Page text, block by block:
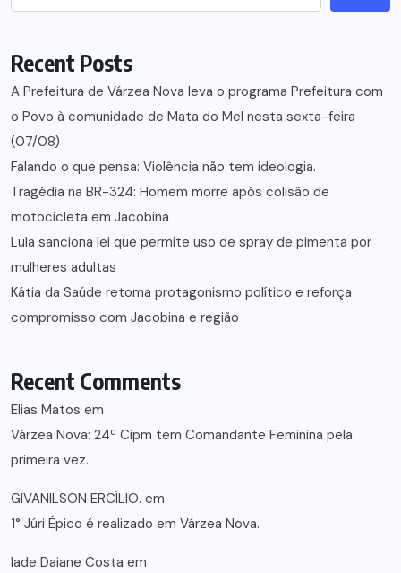
Recent Posts
A Prefeitura de Várzea Nova leva o programa Prefeitura com
o Povo à comunidade de Mata do Mel nesta sexta-feira
(07/08)
Falando o que pensa: Violência não tem ideologia.
Tragédia na BR-324: Homem morre após colisão de
motocicleta em Jacobina
Lula sanciona lei que permite uso de spray de pimenta por
mulheres adultas
Kátia da Saúde retoma protagonismo político e reforça
compromisso com Jacobina e região
Recent Comments
Elias Matos em
Várzea Nova: 24ª Cipm tem Comandante Feminina pela
primeira vez.
GIVANILSON ERCÍLIO. em
1° Júri Épico é realizado em Várzea Nova.
lade Daiane Costa em